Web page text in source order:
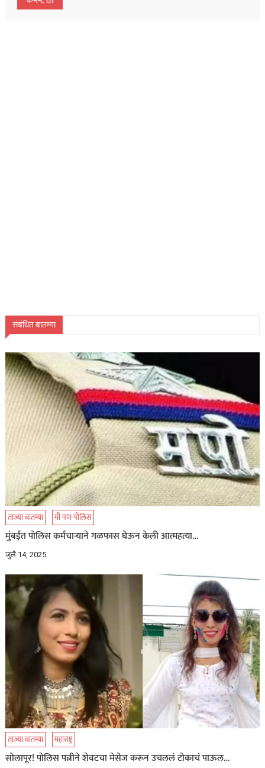
संबंधित बातम्या
ताज्या बातम्या मी पण पोलिस
मुंबईत पोलिस कर्मचाऱ्याने गळफास घेऊन केली आत्महत्या…
जुलै 14, 2025
ताज्या बातम्या महाराष्ट्र
सोलापूर! पोलिस पत्नीने शेवटचा मेसेज करून उचललं टोकाचं पाऊल…